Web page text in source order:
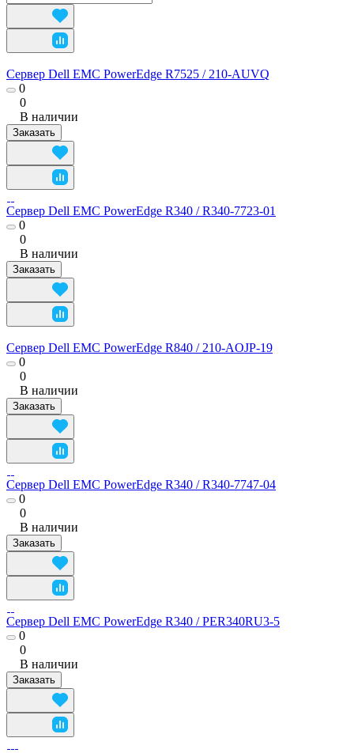
Сервер Dell EMC PowerEdge R7525 / 210-AUVQ
0
0
В наличии
Заказать
Сервер Dell EMC PowerEdge R340 / R340-7723-01
0
0
В наличии
Заказать
Сервер Dell EMC PowerEdge R840 / 210-AOJP-19
0
0
В наличии
Заказать
Сервер Dell EMC PowerEdge R340 / R340-7747-04
0
0
В наличии
Заказать
Сервер Dell EMC PowerEdge R340 / PER340RU3-5
0
0
В наличии
Заказать